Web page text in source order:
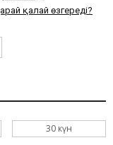
қалай өзгереді?
30 күн